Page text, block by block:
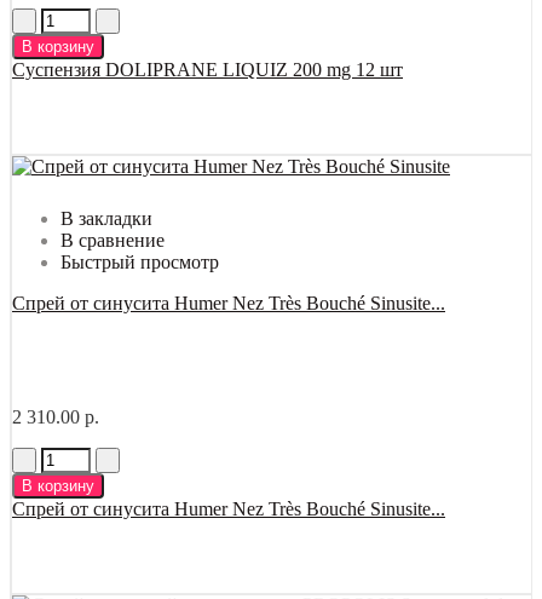
В корзину
Суспензия DOLIPRANE LIQUIZ 200 mg 12 шт
В закладки
В сравнение
Быстрый просмотр
Спрей от синусита Humer Nez Très Bouché Sinusite...
2 310.00 р.
В корзину
Спрей от синусита Humer Nez Très Bouché Sinusite...